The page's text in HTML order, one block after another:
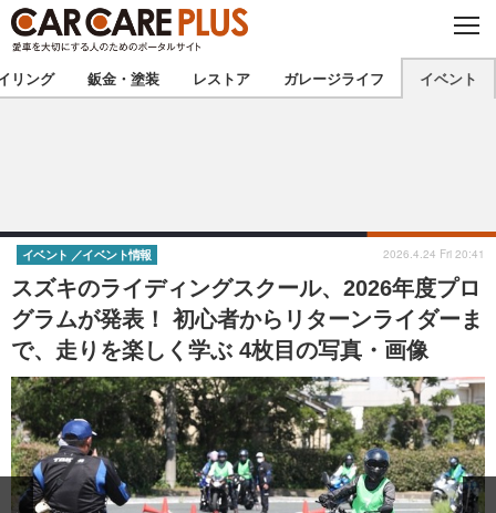
C
O
S
E
★カーケアプラス認定★ 厳選プロショップを地域から探す
甲信越 北陸
東海 関西
中国 四国
九州 沖縄
注目の記事
ショップレポート 愛車 File
ディテイリング
リング 鈑金・塗装 レストア ガレージライフ イベント
スズキのライディングスクール、2026年度プロ
グラムが発表！ 初心者からリターンライダーま
で、走りを楽しく学ぶ 4枚目の写真・画像
イベント イベント情報 2026.4.24 Fri 20:41